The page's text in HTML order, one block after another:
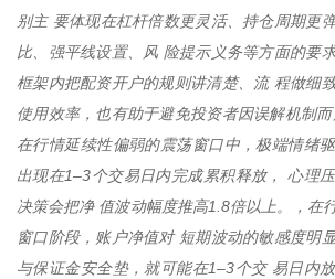
别主 要体现在杠杆倍数更灵活、持仓周期更
比、强平线设置、风 险提示义务等方面的要
框架内把配资开户的规则讲清楚、流 程做细
使用效率，也有助于避免投资者因误解机制而
在行情延续性偏弱的震荡窗口中，极端情绪
出现在1–3个交易日内完成累积释放， 心理
决策会把净 值波动幅度推高1.8倍以上。，在
窗口阶段，账户净值对 短期波动的敏感度明
与保证金安全垫，就可能在1–3个交 易日内